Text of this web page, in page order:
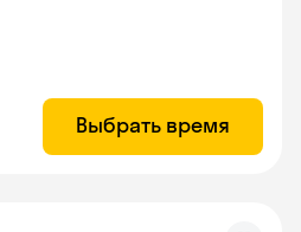
Выбрать время